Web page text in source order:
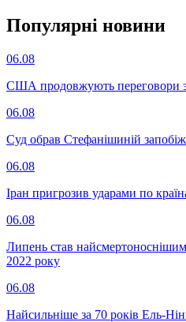
Популярнi новини
06.08
США продовжують переговори
06.08
Суд обрав Стефанішиній
06.08
Іран пригрозив ударами по
06.08
Липень став
2022 року
06.08
Найсильніше за 70 років Ель-